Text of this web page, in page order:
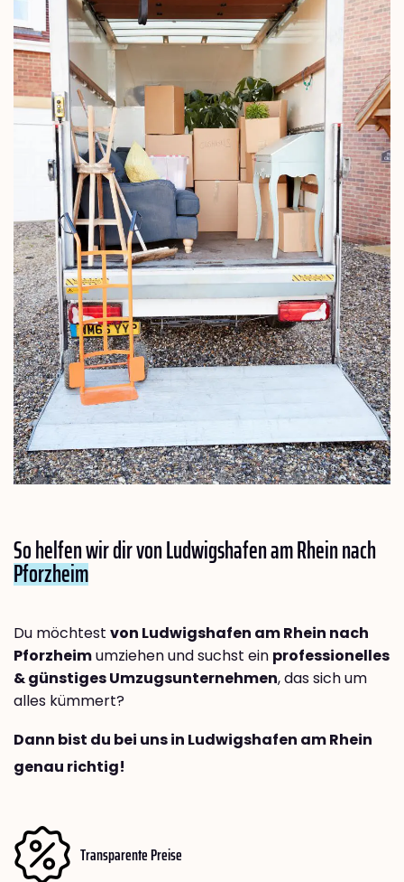
So helfen wir dir von Ludwigshafen am Rhein nach
Pforzheim
Du möchtest von Ludwigshafen am Rhein nach
Pforzheimumziehen und suchst ein professionelles
& günstiges Umzugsunternehmen, das sich um
alles kümmert?
Dann bist du bei uns in Ludwigshafen am Rhein
genau richtig!
Transparente Preise